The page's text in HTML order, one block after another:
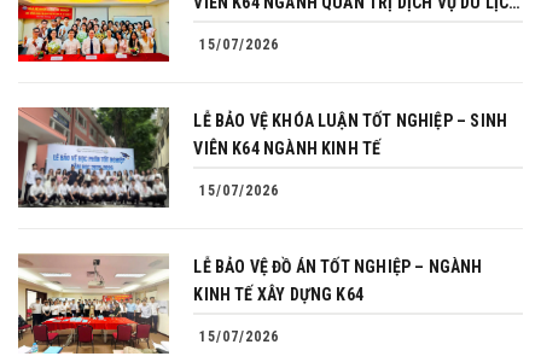
15/07/2026
LỄ BẢO VỆ KHÓA LUẬN TỐT NGHIỆP – SINH
VIÊN K64 NGÀNH KINH TẾ
15/07/2026
LỄ BẢO VỆ ĐỒ ÁN TỐT NGHIỆP – NGÀNH
KINH TẾ XÂY DỰNG K64
15/07/2026